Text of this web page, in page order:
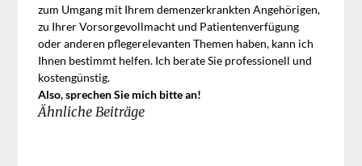
zum Umgang mit Ihrem demenzerkrankten Angehörigen,
zu Ihrer Vorsorgevollmacht und Patientenverfügung
oder anderen pflegerelevanten Themen haben, kann ich
Ihnen bestimmt helfen. Ich berate Sie professionell und
kostengünstig.
Also, sprechen Sie mich bitte an!
Ähnliche Beiträge